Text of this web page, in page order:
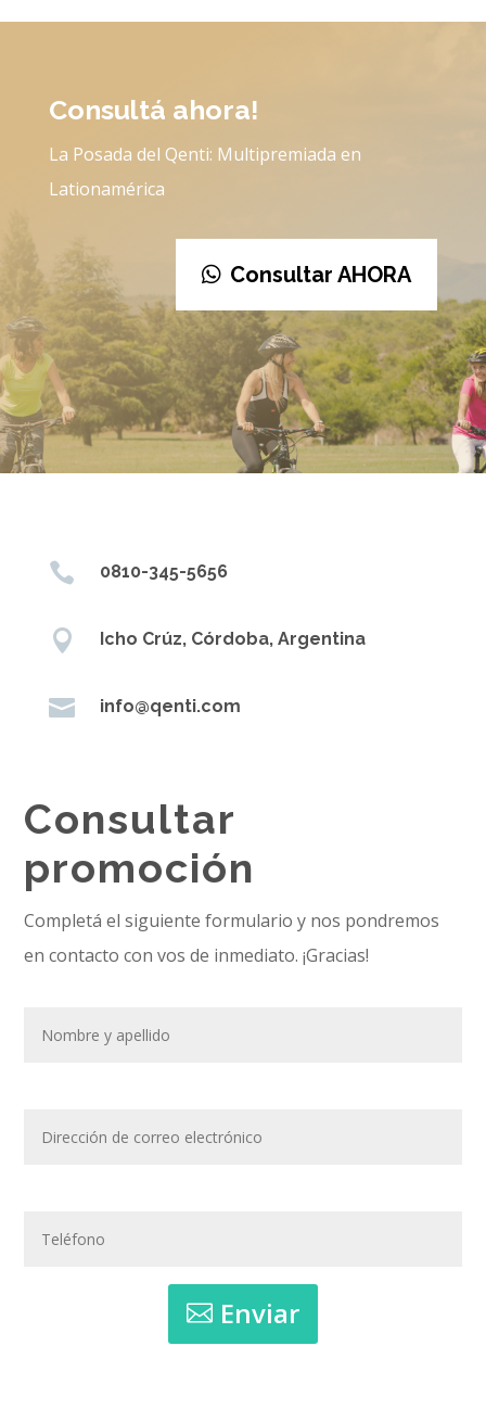
Consultá ahora!
La Posada del Qenti: Multipremiada en
Lationamérica
Consultar AHORA
 0810-345-5656
 Icho Crúz, Córdoba, Argentina
 info@qenti.com
Consultar
promoción
Completá el siguiente formulario y nos pondremos
en contacto con vos de inmediato. ¡Gracias!
Enviar